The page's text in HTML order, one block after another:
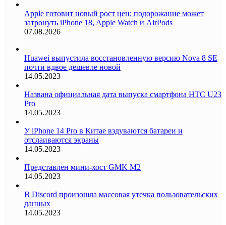
Apple готовит новый рост цен: подорожание может
затронуть iPhone 18, Apple Watch и AirPods
07.08.2026
Huawei выпустила восстановленную версию Nova 8 SE
почти вдвое дешевле новой
14.05.2023
Названа официальная дата выпуска смартфона HTC U23
Pro
14.05.2023
У iPhone 14 Pro в Китае вздуваются батареи и
отслаиваются экраны
14.05.2023
Представлен мини-хост GMK M2
14.05.2023
В Discord произошла массовая утечка пользовательских
данных
14.05.2023